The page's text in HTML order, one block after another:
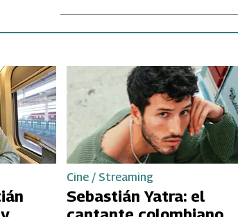
Cine / Streaming
Sebastián Yatra: el